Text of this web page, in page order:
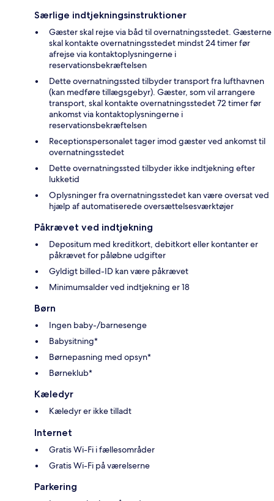
Særlige indtjekningsinstruktioner
Gæster skal rejse via båd til overnatningsstedet. Gæsterne
skal kontakte overnatningsstedet mindst 24 timer før
afrejse via kontaktoplysningerne i
reservationsbekræftelsen
Dette overnatningssted tilbyder transport fra lufthavnen
(kan medføre tillægsgebyr). Gæster, som vil arrangere
transport, skal kontakte overnatningsstedet 72 timer før
ankomst via kontaktoplysningerne i
reservationsbekræftelsen
Receptionspersonalet tager imod gæster ved ankomst til
overnatningsstedet
Dette overnatningssted tilbyder ikke indtjekning efter
lukketid
Oplysninger fra overnatningsstedet kan være oversat ved
hjælp af automatiserede oversættelsesværktøjer
Påkrævet ved indtjekning
Depositum med kreditkort, debitkort eller kontanter er
påkrævet for påløbne udgifter
Gyldigt billed-ID kan være påkrævet
Minimumsalder ved indtjekning er 18
Børn
Ingen baby-/barnesenge
Babysitning*
Børnepasning med opsyn*
Børneklub*
Kæledyr
Kæledyr er ikke tilladt
Internet
Gratis Wi-Fi i fællesområder
Gratis Wi-Fi på værelserne
Parkering